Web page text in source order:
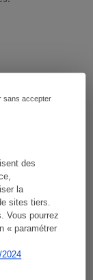
des
la
sites tiers.
Vous pourrez
« paramétrer
sans accepter
écran
les
face à la